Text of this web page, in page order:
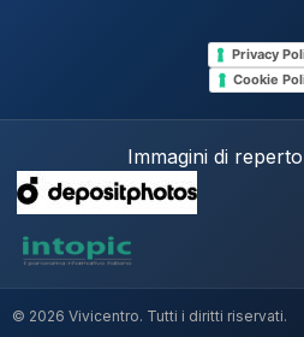
Privacy
Cookie
Immagini di
© 2026 Vivicentro. Tutti i diritti riservati.